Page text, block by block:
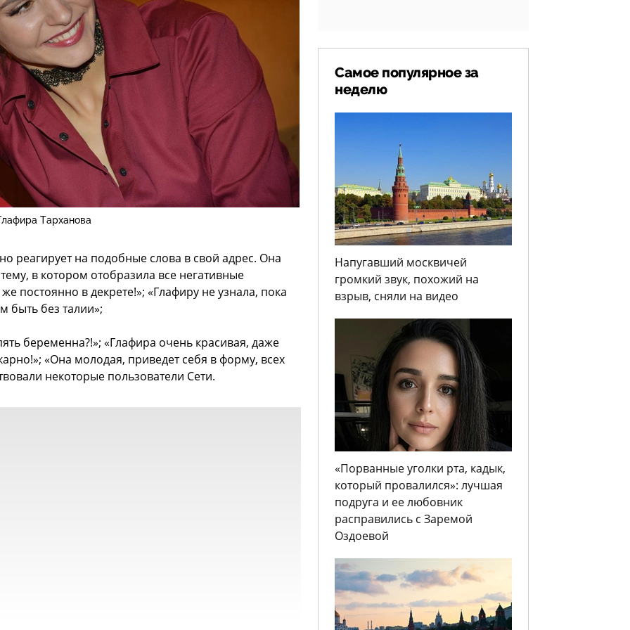
Тарханова
реагирует на подобные слова в свой адрес. Она
в котором отобразила все негативные
постоянно в декрете!»; «Глафиру не узнала, пока
быть без талии»;
беременна?!»; «Глафира очень красивая, даже
«Она молодая, приведет себя в форму, всех
некоторые пользователи Сети.
Самое популярное за
неделю
Напугавший москвичей
громкий звук, похожий на
взрыв, сняли на видео
«Порванные уголки рта, кадык,
который провалился»: лучшая
подруга и ее любовник
расправились с Заремой
Оздоевой